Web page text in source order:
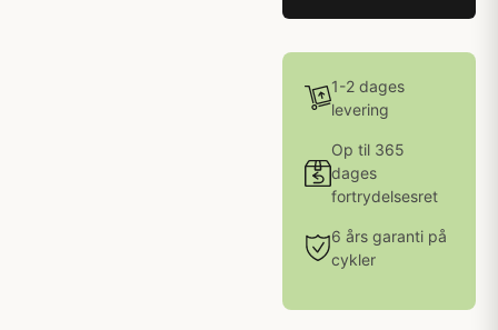
1-2 dages
levering
Op til 365
dages
fortrydelsesret
6 års garanti på
cykler